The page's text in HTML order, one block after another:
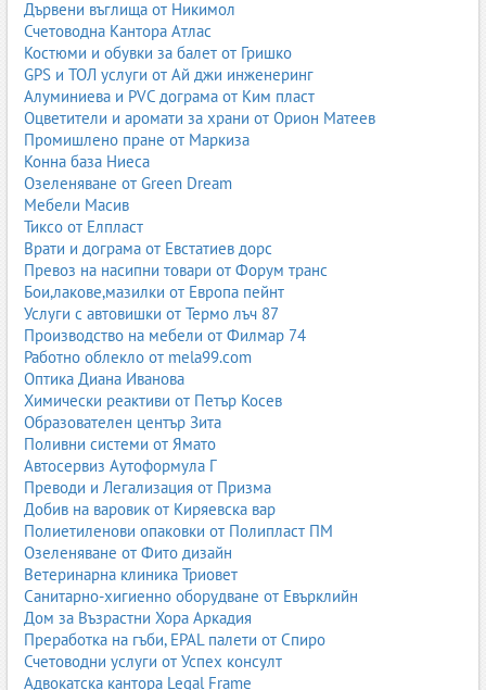
Дървени въглища от Никимол
Счетоводна Кантора Атлас
Костюми и обувки за балет от Гришко
GPS и ТОЛ услуги от Ай джи инженеринг
Алуминиева и PVC дограма от Ким пласт
Оцветители и аромати за храни от Орион Матеев
Промишлено пране от Маркиза
Конна база Ниеса
Озеленяване от Green Dream
Мебели Масив
Тиксо от Елпласт
Врати и дограма от Евстатиев дорс
Превоз на насипни товари от Форум транс
Бои,лакове,мазилки от Европа пейнт
Услуги с автовишки от Термо лъч 87
Производство на мебели от Филмар 74
Работно облекло от mela99.com
Оптика Диана Иванова
Химически реактиви от Петър Косев
Образователен център Зита
Поливни системи от Ямато
Автосервиз Аутоформула Г
Преводи и Легализация от Призма
Добив на варовик от Киряевска вар
Полиетиленови опаковки от Полипласт ПМ
Озеленяване от Фито дизайн
Ветеринарна клиника Триовет
Санитарно-хигиенно оборудване от Евърклийн
Дом за Възрастни Хора Аркадия
Преработка на гъби, EPAL палети от Спиро
Счетоводни услуги от Успех консулт
Адвокатска кантора Legal Frame